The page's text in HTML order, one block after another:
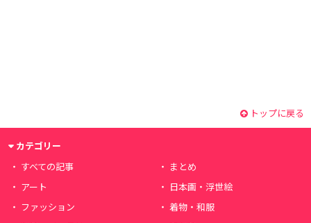
トップに戻る
カテゴリー
すべての記事
まとめ
アート
日本画・浮世絵
ファッション
着物・和服